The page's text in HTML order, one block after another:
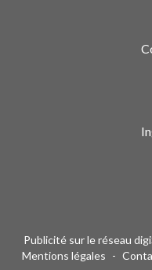
Publicité sur le réseau
Mentions légales -